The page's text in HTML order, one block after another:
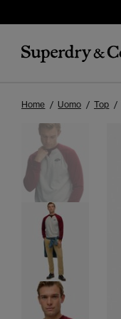
Home Uomo Top